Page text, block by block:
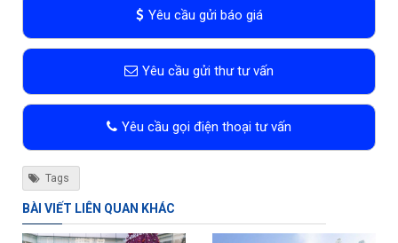
Yêu cầu gửi báo giá
Yêu cầu gửi thư tư vấn
Yêu cầu gọi điện thoại tư vấn
Tags
BÀI VIẾT LIÊN QUAN KHÁC